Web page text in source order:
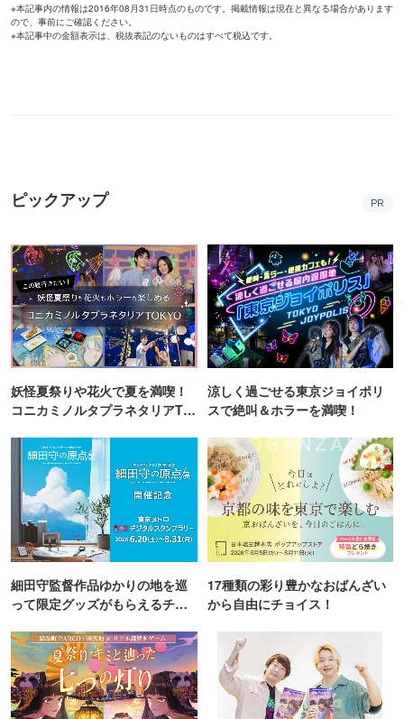
※本記事内の情報は2016年08月31日時点のものです。掲載情報は現在と異なる場合があります
ので、事前にご確認ください。
※本記事中の金額表示は、税抜表記のないものはすべて税込です。
ピックアップ PR
妖怪夏祭りや花火で夏を満喫！
コニカミノルタプラネタリアTO
涼しく過ごせる東京ジョイポリ
スで絶叫＆ホラーを満喫！
細田守監督作品ゆかりの地を巡
って限定グッズがもらえるチャ
17種類の彩り豊かなおばんざい
から自由にチョイス！